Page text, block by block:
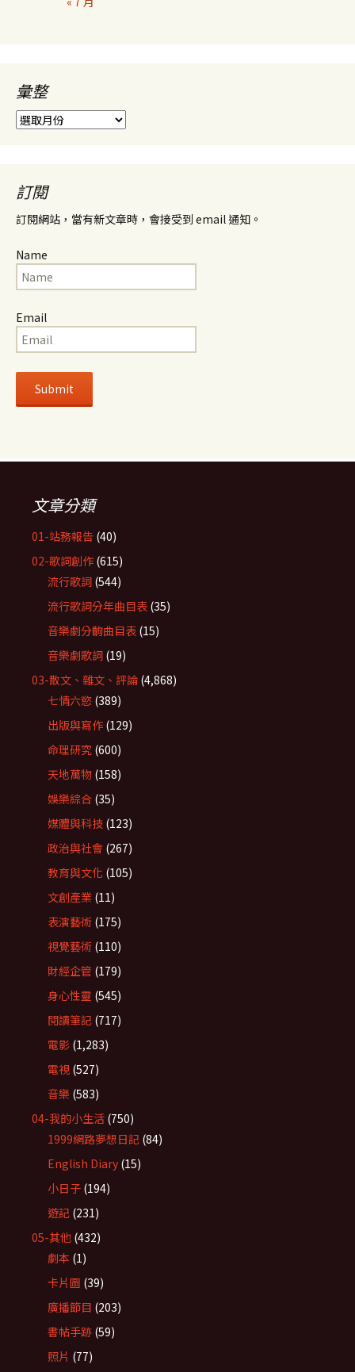
彙整
彙
整
訂閱
訂閱網站，當有新文章時，會接受到 email 通知。
Name
Email
文章分類
01-站務報告 (40)
02-歌詞創作 (615)
流行歌詞 (544)
流行歌詞分年曲目表 (35)
音樂劇分齣曲目表 (15)
音樂劇歌詞 (19)
03-散文、雜文、評論 (4,868)
七情六慾 (389)
出版與寫作 (129)
命理研究 (600)
天地萬物 (158)
娛樂綜合 (35)
媒體與科技 (123)
政治與社會 (267)
教育與文化 (105)
文創產業 (11)
表演藝術 (175)
視覺藝術 (110)
財經企管 (179)
身心性靈 (545)
閱讀筆記 (717)
電影 (1,283)
電視 (527)
音樂 (583)
04-我的小生活 (750)
1999網路夢想日記 (84)
English Diary (15)
小日子 (194)
遊記 (231)
05-其他 (432)
劇本 (1)
卡片圖 (39)
廣播節目 (203)
書帖手跡 (59)
照片 (77)